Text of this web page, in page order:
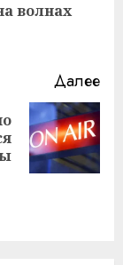
волнах
Далее